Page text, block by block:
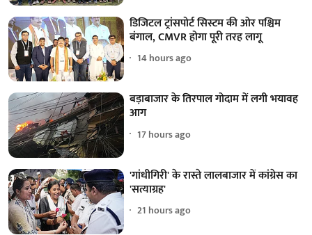
डिजिटल ट्रांसपोर्ट सिस्टम की ओर पश्चिम
बंगाल, CMVR होगा पूरी तरह लागू
14 hours ago
बड़ाबाजार के तिरपाल गोदाम में लगी भयावह
आग
17 hours ago
'गांधीगिरी' के रास्ते लालबाजार में कांग्रेस का
'सत्याग्रह'
21 hours ago